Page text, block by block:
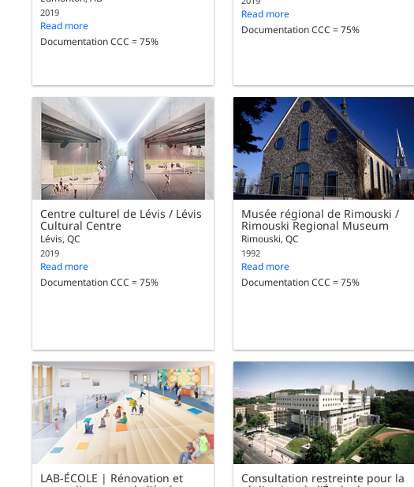
2019
Read more
Documentation CCC = 75%
Read more
Documentation CCC = 75%
Centre culturel de Lévis / Lévis
Cultural Centre
Lévis, QC
2019
Read more
Documentation CCC = 75%
Musée régional de Rimouski /
Rimouski Regional Museum
Rimouski, QC
1992
Read more
Documentation CCC = 75%
LAB-ÉCOLE | Rénovation et Consultation restreinte pour la